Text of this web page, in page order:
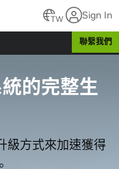
TW Sign In
聯繫我們
的完整生
級方式來加速獲得